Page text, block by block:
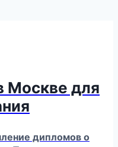
Москве для
дипломов о